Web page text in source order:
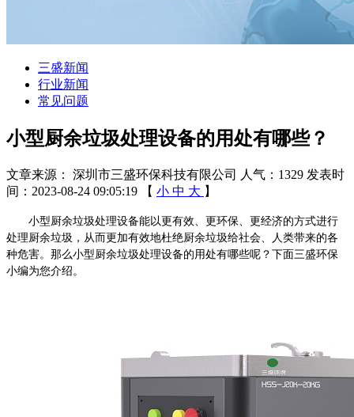
三盛新闻
行业新闻
常见问题
小型厨余垃圾处理设备的用处有哪些？
文章来源： 深圳市三盛环保科技有限公司 人气：1329 发表时
间：2023-08-24 09:05:19
【 小 中 大 】
小型厨余垃圾处理设备能以更有效、更环保、更经济的方式进行
处理厨余垃圾，从而更加有效地杜绝厨余垃圾给社会、人类带来的各
种危害。 那么小型厨余垃圾处理设备的用处有哪些呢？ 下面三盛环保
小编为您介绍 。